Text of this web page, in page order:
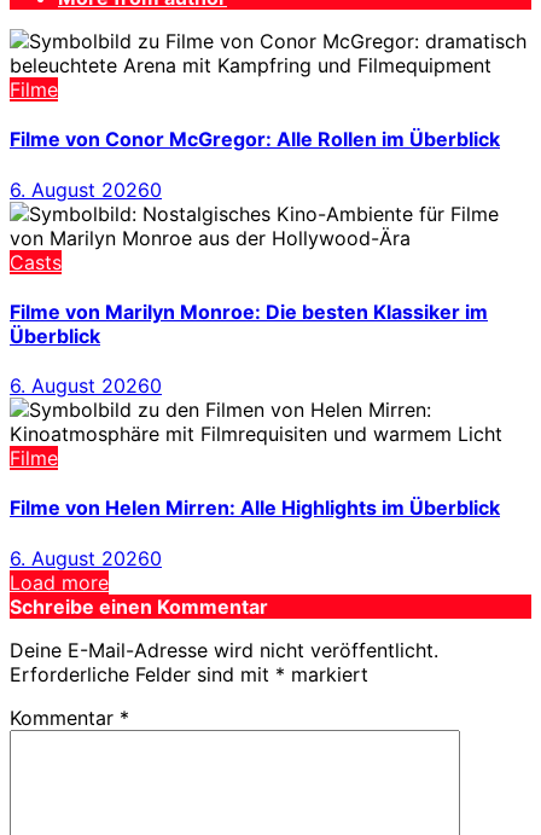
Filme
Filme von Conor McGregor: Alle Rollen im Überblick
6. August 20260
Casts
Filme von Marilyn Monroe: Die besten Klassiker im
Überblick
6. August 20260
Filme
Filme von Helen Mirren: Alle Highlights im Überblick
6. August 20260
Load more
Schreibe einen Kommentar
Deine E-Mail-Adresse wird nicht veröffentlicht.
Erforderliche Felder sind mit * markiert
Kommentar *